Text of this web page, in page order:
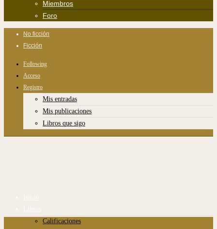
Miembros
Foro
No ficción
Ficción
Following
Acceso
Registro
Mis entradas
Mis publicaciones
Libros que sigo
Inicio
Libros
Calificaciones